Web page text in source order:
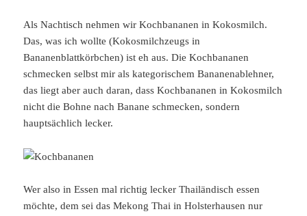
Als Nachtisch nehmen wir Kochbananen in Kokosmilch.
Das, was ich wollte (Kokosmilchzeugs in
Bananenblattkörbchen) ist eh aus. Die Kochbananen
schmecken selbst mir als kategorischem Bananenablehner,
das liegt aber auch daran, dass Kochbananen in Kokosmilch
nicht die Bohne nach Banane schmecken, sondern
hauptsächlich lecker.
Wer also in Essen mal richtig lecker Thailändisch essen
möchte, dem sei das Mekong Thai in Holsterhausen nur